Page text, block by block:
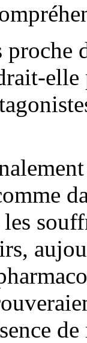
elle